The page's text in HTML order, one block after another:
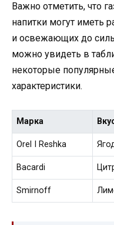
Важно отметить, что
напитки могут иметь
и освежающих до
можно увидеть в
некоторые
характеристики.
Марка
Orel I Reshka
Bacardi
Smirnoff